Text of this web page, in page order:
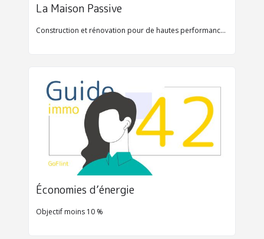
La Maison Passive
Construction et rénovation pour de hautes performances énergétiques
Économies d’énergie
Objectif moins 10 %